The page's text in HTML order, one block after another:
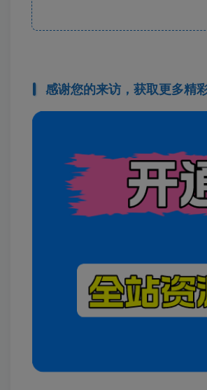
感谢您的来访，获取更多精